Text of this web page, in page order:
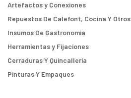
Artefactos y Conexiones
Repuestos De Calefont, Cocina Y Otros
Insumos De Gastronomia
Herramientas y Fijaciones
Cerraduras Y Quincallería
Pinturas Y Empaques